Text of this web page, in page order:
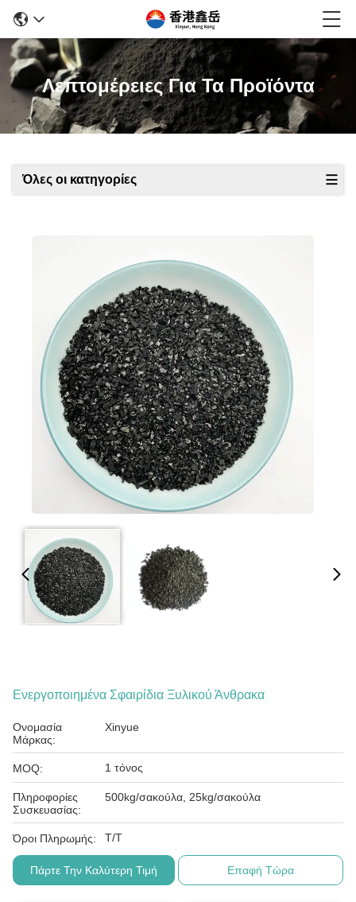
Λεπτομέρειες Για Τα Προϊόντα
Όλες οι κατηγορίες
Ενεργοποιημένα Σφαιρίδια Ξυλικού Άνθρακα
Ονομασία
Μάρκας:
Xinyue
MOQ: 1 τόνος
Πληροφορίες
Συσκευασίας:
500kg/σακούλα, 25kg/σακούλα
Όροι Πληρωμής: Τ/Τ
Πάρτε Την Καλύτερη Τιμή Επαφή Τώρα